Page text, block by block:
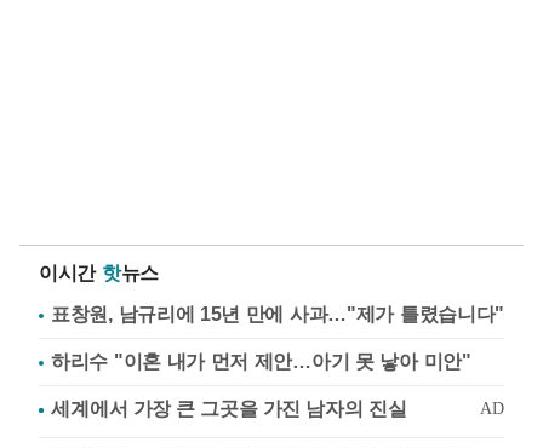
이시간 핫뉴스
표창원, 남규리에 15년 만에 사과…"제가 틀렸습니다"
하리수 "이혼 내가 먼저 제안…아기 못 낳아 미안"